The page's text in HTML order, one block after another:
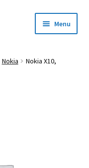
Menu
Nokia
Nokia X10,